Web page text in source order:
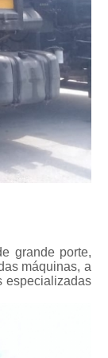
grande porte,
máquinas, a
especializadas